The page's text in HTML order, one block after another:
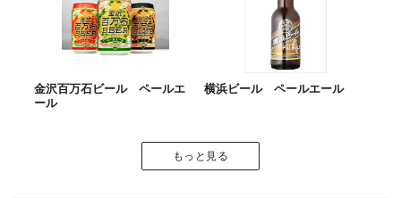
金沢百万石ビール ペールエ
ール
横浜ビール ペールエール
もっと見る